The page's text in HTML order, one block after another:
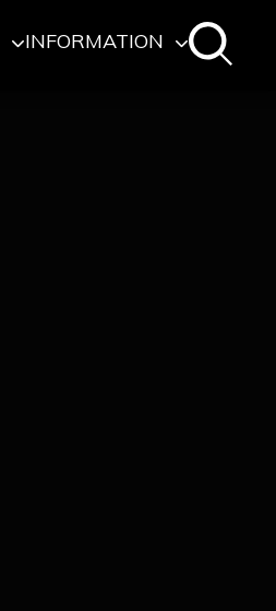
INFORMATION